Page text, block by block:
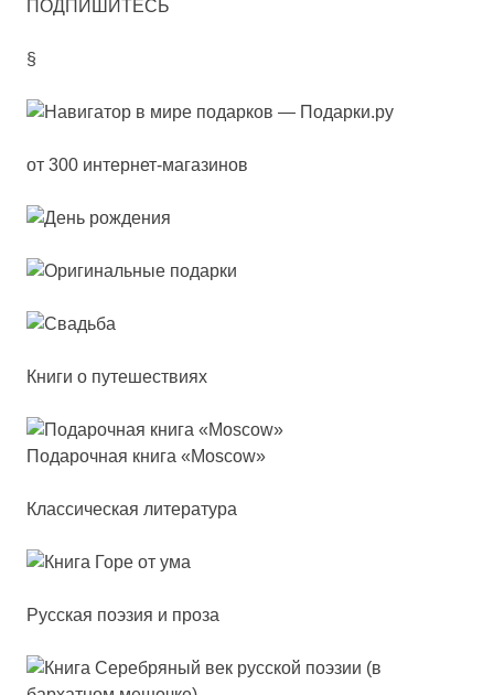
ПОДПИШИТЕСЬ
§
от 300 интернет-магазинов
Книги о путешествиях
Пода­роч­ная кни­га «Mos­cow»
Классическая литература
Русская поэзия и проза